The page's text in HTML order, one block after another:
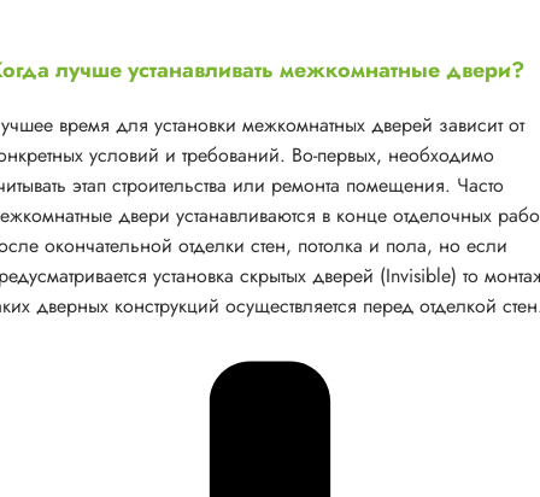
лучше устанавливать межкомнатные двери?
время для установки межкомнатных дверей зависит от
условий и требований. Во-первых, необходимо
этап строительства или ремонта помещения. Часто
двери устанавливаются в конце отделочных
окончательной отделки стен, потолка и пола, но если
установка скрытых дверей (Invisible) то
дверных конструкций осуществляется перед отделкой